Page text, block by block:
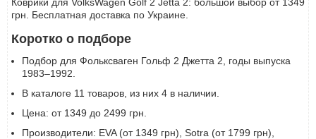
грн. Бесплатная доставка по Украине.
Коротко о подборе
Подбор для Фольксваген Гольф 2 Джетта 2, годы выпуска
1983–1992.
В каталоге 11 товаров, из них 4 в наличии.
Цена: от 1349 до 2499 грн.
Производители: EVA (от 1349 грн), Sotra (от 1799 грн),